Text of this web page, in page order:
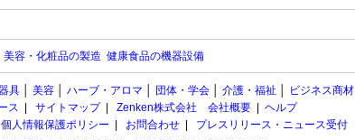
美容・化粧品の製造 健康食品の機器設備
具 美容 ハーブ・アロマ 団体・学会 介護・福祉
ビジネス商材
ス サイトマップ| Zenken株式会社 会社概要
ヘルプ
個人情報保護ポリシー お問合わせ プレスリリース・ニュース受付